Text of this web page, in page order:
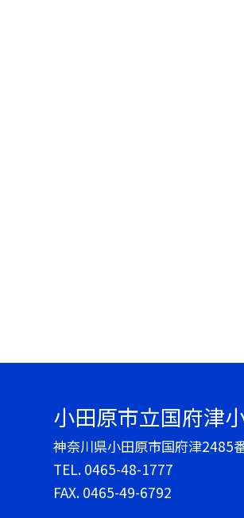
小田原市立国府津
神奈川県小田原市国府津2485
TEL. 0465-48-1777
FAX. 0465-49-6792